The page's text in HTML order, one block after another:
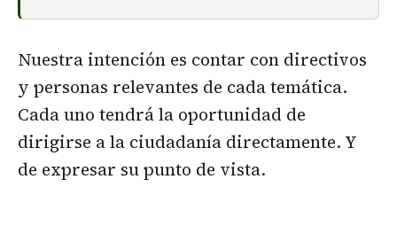
Nuestra intención es contar con directivos
y personas relevantes de cada temática.
Cada uno tendrá la oportunidad de
dirigirse a la ciudadanía directamente. Y
de expresar su punto de vista.